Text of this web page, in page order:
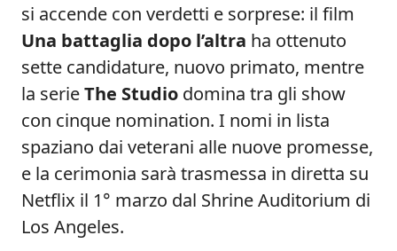
si accende con verdetti e sorprese: il film
Una battaglia dopo l’altra ha ottenuto
sette candidature, nuovo primato, mentre
la serieThe Studio domina tra gli show
con cinque nomination. I nomi in lista
spaziano dai veterani alle nuove promesse,
e la cerimonia sarà trasmessa in diretta su
Netflix il 1° marzo dal Shrine Auditorium di
Los Angeles.